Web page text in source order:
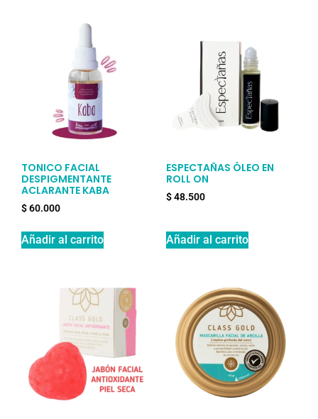
TONICO FACIAL
DESPIGMENTANTE
ACLARANTE KABA
$60.000
Añadir al carrito
ESPECTAÑAS ÓLEO EN
ROLL ON
$48.500
Añadir al carrito